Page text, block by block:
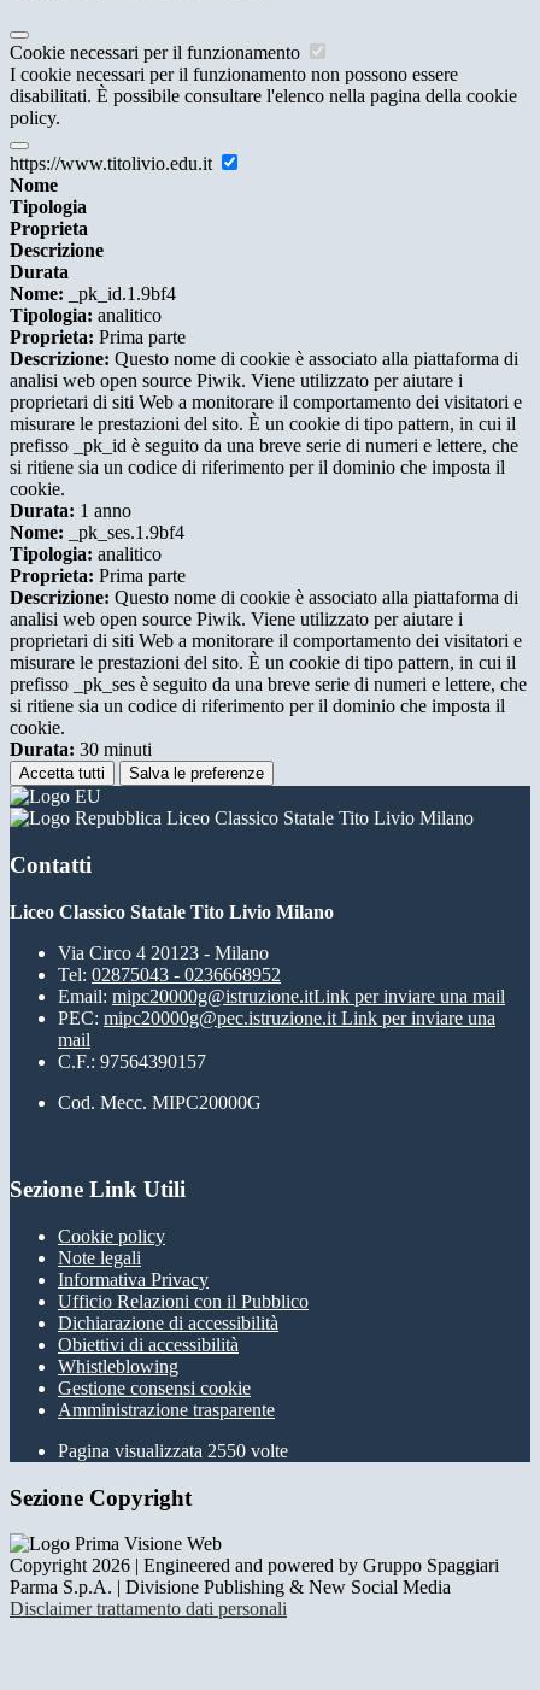
Cookie necessari per il funzionamento
I cookie necessari per il funzionamento non possono essere
disabilitati. È possibile consultare l'elenco nella pagina della cookie
policy.
https://www.titolivio.edu.it
Nome
Tipologia
Proprieta
Descrizione
Durata
Nome: _pk_id.1.9bf4
Tipologia: analitico
Proprieta: Prima parte
Descrizione: Questo nome di cookie è associato alla piattaforma di
analisi web open source Piwik. Viene utilizzato per aiutare i
proprietari di siti Web a monitorare il comportamento dei visitatori e
misurare le prestazioni del sito. È un cookie di tipo pattern, in cui il
prefisso _pk_id è seguito da una breve serie di numeri e lettere, che
si ritiene sia un codice di riferimento per il dominio che imposta il
cookie.
Durata: 1 anno
Nome: _pk_ses.1.9bf4
Tipologia: analitico
Proprieta: Prima parte
Descrizione: Questo nome di cookie è associato alla piattaforma di
analisi web open source Piwik. Viene utilizzato per aiutare i
proprietari di siti Web a monitorare il comportamento dei visitatori e
misurare le prestazioni del sito. È un cookie di tipo pattern, in cui il
prefisso _pk_ses è seguito da una breve serie di numeri e lettere, che
si ritiene sia un codice di riferimento per il dominio che imposta il
cookie.
Durata: 30 minuti
Accetta tutti Salva le preferenze
Liceo Classico Statale Tito Livio Milano
Contatti
Liceo Classico Statale Tito Livio Milano
Via Circo 4 20123 - Milano
Tel: 02875043 - 0236668952
Email: mipc20000g@istruzione.itLink per inviare una mail
PEC: mipc20000g@pec.istruzione.it Link per inviare una
mail
C.F.: 97564390157
Cod. Mecc. MIPC20000G
Sezione Link Utili
Cookie policy
Note legali
Informativa Privacy
Ufficio Relazioni con il Pubblico
Dichiarazione di accessibilità
Obiettivi di accessibilità
Whistleblowing
Gestione consensi cookie
Amministrazione trasparente
Pagina visualizzata 2550 volte
Sezione Copyright
Copyright 2026 | Engineered and powered by Gruppo Spaggiari
Parma S.p.A. | Divisione Publishing & New Social Media
Disclaimer trattamento dati personali